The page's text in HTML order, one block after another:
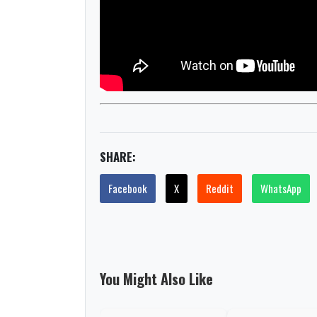
SHARE:
Facebook X Reddit WhatsApp
You Might Also Like